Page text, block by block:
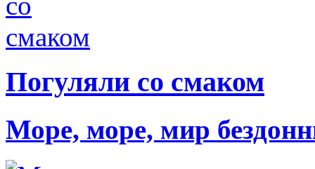
Погуляли со смаком
Море, море, мир